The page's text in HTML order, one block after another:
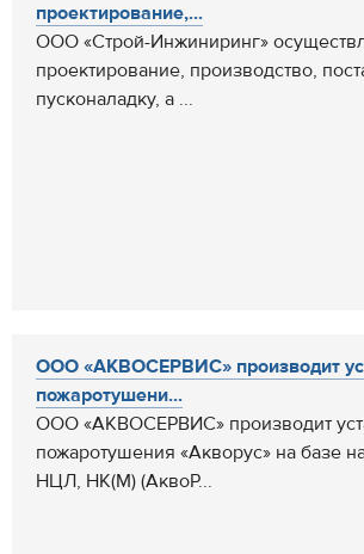
проектирование,...
ООО «Строй-Инжиниринг»
проектирование, производство,
пусконаладку, а ...
ООО «АКВОСЕРВИС» производит
пожаротушени...
ООО «АКВОСЕРВИС» производит
пожаротушения «Акворус» на базе
НЦЛ, НК(М) (АквоР...